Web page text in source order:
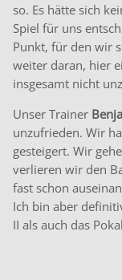
so. Es hätte sich
Spiel für uns
Punkt, für den wir
weiter daran, hier
insgesamt nicht
Unser Trainer
unzufrieden. Wir
gesteigert. Wir
verlieren wir den
fast schon
Ich bin aber
II als auch das